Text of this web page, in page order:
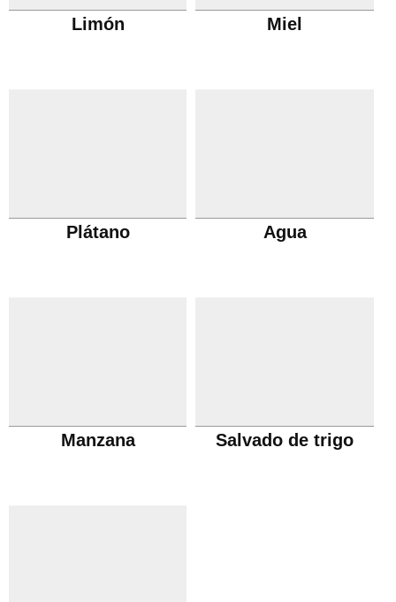
Limón Miel
Plátano Agua
Manzana Salvado de trigo